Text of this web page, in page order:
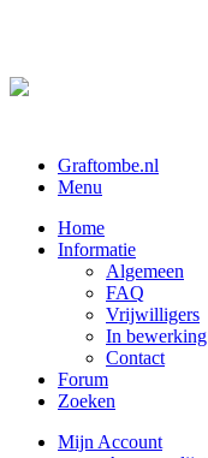
Graftombe.nl
Menu
Home
Informatie
Algemeen
FAQ
Vrijwilligers
In bewerking
Contact
Forum
Zoeken
Mijn Account